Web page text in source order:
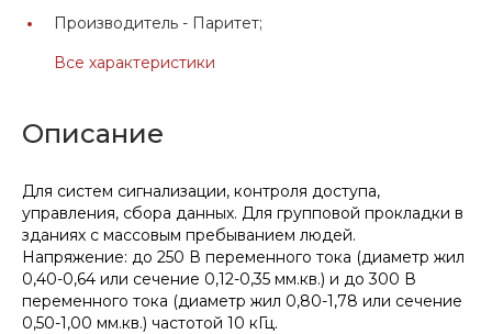
Производитель - Паритет;
Все характеристики
Описание
Для систем сигнализации, контроля доступа,
управления, сбора данных. Для групповой прокладки в
зданиях с массовым пребыванием людей.
Напряжение: до 250 В переменного тока (диаметр жил
0,40-0,64 или сечение 0,12-0,35 мм.кв.) и до 300 В
переменного тока (диаметр жил 0,80-1,78 или сечение
0,50-1,00 мм.кв.) частотой 10 кГц.